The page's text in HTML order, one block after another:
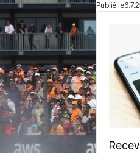
Publié le